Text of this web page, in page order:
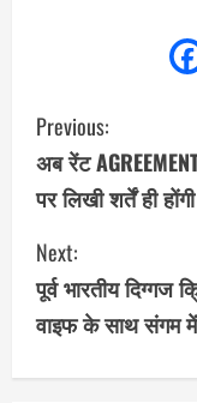
C
o
n
t
i
n
Previous:
अब रेंट
पर लिखी शर्तें ही
Next:
पूर्व भारतीय
वाइफ के साथ संगम